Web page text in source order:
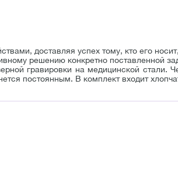
доставляя успех тому, кто его
решению конкретно поставленной
гравировки на медицинской
постоянным. В комплект входит